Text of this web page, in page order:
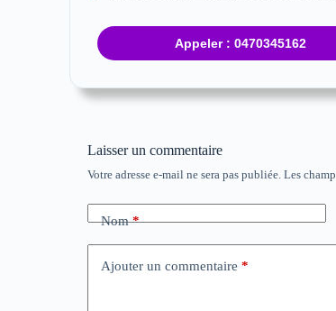
Appeler : 0470345162
Laisser un commentaire
Votre adresse e-mail ne sera pas publiée. Les
Nom*
Ajouter un commentaire *